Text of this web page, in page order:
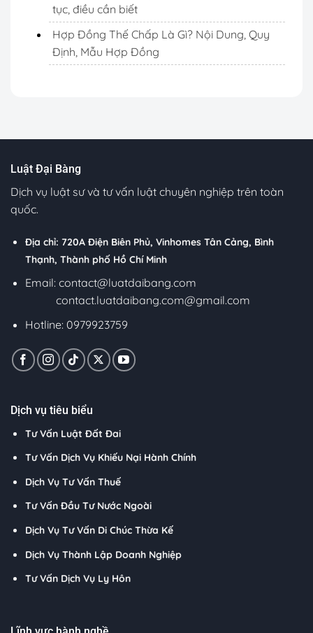
tục, điều cần biết
Hợp Đồng Thế Chấp Là Gì? Nội Dung, Quy
Định, Mẫu Hợp Đồng
Luật Đại Bàng
Dịch vụ luật sư và tư vấn luật chuyên nghiệp trên toàn
quốc.
Địa chỉ: 720A Điện Biên Phủ, Vinhomes Tân Cảng, Bình
Thạnh, Thành phố Hồ Chí Minh
Email: contact@luatdaibang.com
contact.luatdaibang.com@gmail.com
Hotline: 0979923759
Dịch vụ tiêu biểu
Tư Vấn Luật Đất Đai
Tư Vấn Dịch Vụ Khiếu Nại Hành Chính
Dịch Vụ Tư Vấn Thuế
Tư Vấn Đầu Tư Nước Ngoài
Dịch Vụ Tư Vấn Di Chúc Thừa Kế
Dịch Vụ Thành Lập Doanh Nghiệp
Tư Vấn Dịch Vụ Ly Hôn